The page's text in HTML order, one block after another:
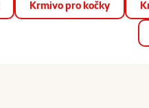
📱 Stáhněte si
Krmivo pro kočky